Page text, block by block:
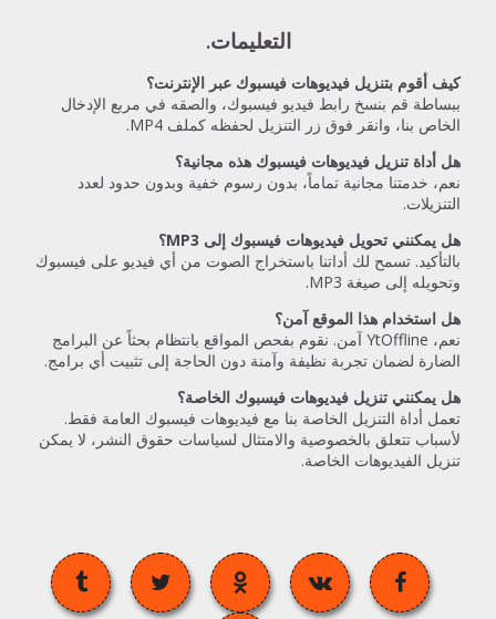
التعليمات.
كيف أقوم بتنزيل فيديوهات فيسبوك عبر الإنترنت؟
ببساطة قم بنسخ رابط فيديو فيسبوك، والصقه في مربع الإدخال
الخاص بنا، وانقر فوق زر التنزيل لحفظه كملف MP4.
هل أداة تنزيل فيديوهات فيسبوك هذه مجانية؟
نعم، خدمتنا مجانية تماماً، بدون رسوم خفية وبدون حدود لعدد
التنزيلات.
هل يمكنني تحويل فيديوهات فيسبوك إلى MP3؟
بالتأكيد. تسمح لك أداتنا باستخراج الصوت من أي فيديو على فيسبوك
وتحويله إلى صيغة MP3.
هل استخدام هذا الموقع آمن؟
نعم، YtOffline آمن. نقوم بفحص المواقع بانتظام بحثاً عن البرامج
الضارة لضمان تجربة نظيفة وآمنة دون الحاجة إلى تثبيت أي برامج.
هل يمكنني تنزيل فيديوهات فيسبوك الخاصة؟
تعمل أداة التنزيل الخاصة بنا مع فيديوهات فيسبوك العامة فقط.
لأسباب تتعلق بالخصوصية والامتثال لسياسات حقوق النشر، لا يمكن
تنزيل الفيديوهات الخاصة.